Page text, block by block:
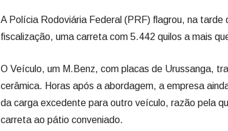
A Polícia Rodoviária Federal (PRF) flagrou, na
fiscalização, uma carreta com 5.442 quilos a mais
O Veículo, um M.Benz, com placas de Urussanga,
cerâmica. Horas após a abordagem, a empresa
da carga excedente para outro veículo, razão pela
carreta ao pátio conveniado.